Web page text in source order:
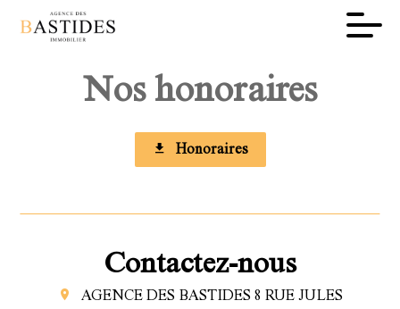
Nos honoraires
Honoraires
Contactez-nous
AGENCE DES BASTIDES 8 RUE JULES